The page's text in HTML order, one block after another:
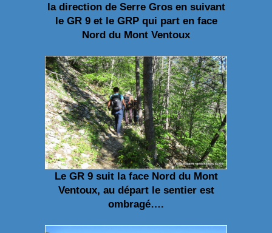
la direction de Serre Gros en suivant
le GR 9 et le GRP qui part en face
Nord du Mont Ventoux
Le GR 9 suit la face Nord du Mont
Ventoux, au départ le sentier est
ombragé….